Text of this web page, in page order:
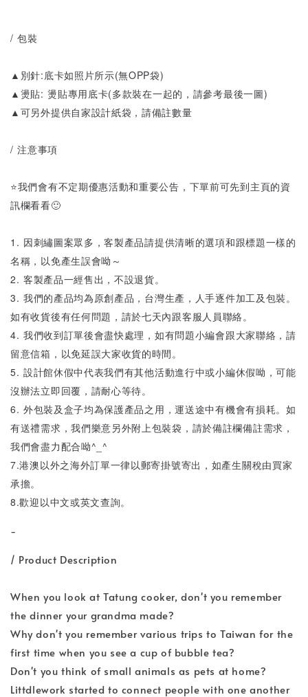
/ 包裝
▲別針:底卡如照片所示(無OPP袋)
▲燙貼: 燙貼專用底卡(多款裝在一起的，請參考最後一圖)
▲可另外提供自家設計紙袋，請備註數量
/ 注意事項
⭐️我們會有不定期優惠活動和重要公告，下單前可先到主頁的資
訊欄看看🙂
1. 因刺繡圖案眾多，客製產品請提供清晰的選項和跟標題一樣的
名稱，以免產生誤會呦～
2. 客製產品一經售出，不設退貨。
3. 我們的產品均為原創產品，台灣生產，人手逐件加工及包裝。
如有收貨後有任何問題，請於七天內跟客服人員聯絡。
4. 我們收到訂單後會盡快處理，如有問題小編會跟大家聯絡，請
留意信箱，以免延誤大家收貨的時間。
5. 設計館休假中代表我們有其他活動進行中或小編休假呦，可能
沒辦法立即回覆，請耐心等待。
6. 外包裝及盒子均為保護產品之用，運送途中有機會有損耗。如
有送禮需求，我們樂意另外附上包裝袋，請於備註欄備註需求，
我們會盡力配合呦^_^
7.港澳以外之海外訂單一律以郵寄掛號寄出，如產生關稅由買家
承擔。
8.歡迎以中文或英文查詢。
-
/ Product Description
When you look at Tatung cooker, don't you remember
the dinner your grandma made?
Why don't you remember various trips to Taiwan for the
first time when you see a cup of bubble tea?
Don't you think of small animals as pets at home?
Littdlework started to connect people with one another